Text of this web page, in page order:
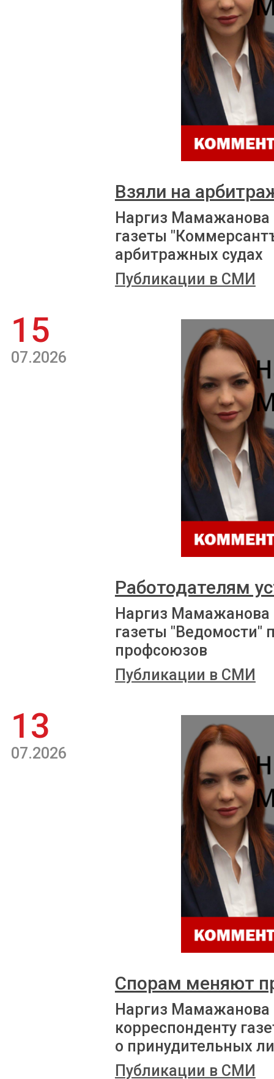
Взяли на
Наргиз Мамажанова
газеты
арбитражных судах
Публикации в СМИ
15
07.2026
Работодателям
Наргиз Мамажанова
газеты "Ведомости"
профсоюзов
Публикации в СМИ
13
07.2026
Спорам меняют
Наргиз
корреспонденту
о принудительных
Публикации в СМИ